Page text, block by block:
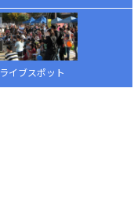
ライブスポット